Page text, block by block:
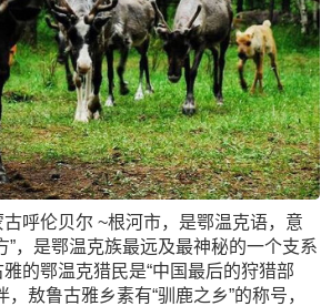
呼伦贝尔 ~根河市，是鄂温克语，意
”，是鄂温克族最远及最神秘的一个支系
的鄂温克猎民是“中国最后的狩猎部
，敖鲁古雅乡素有“驯鹿之乡”的称号，